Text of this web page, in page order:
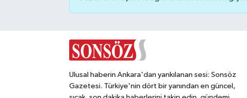
Ulusal haberin Ankara'dan yankılanan sesi: Sonsöz
Gazetesi. Türkiye'nin dört bir yanından en güncel,